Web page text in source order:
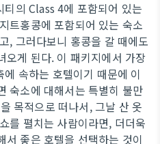
의 Class 4에 포함되어 있는
트홍콩에 포함되어 있는 숙소
, 그러다보니 홍콩을 갈 때에도
오게 된다. 이 패키지에서 가장
속하는 호텔이기 때문에 이
숙소에 대해서는 특별히 불만
목적으로 떠나서, 그날 산 옷
를 펼치는 사람이라면, 더더욱
서 좋은 호텔을 선택하는 것이